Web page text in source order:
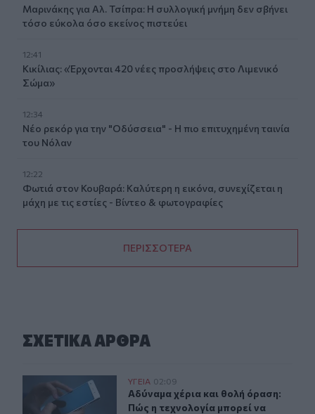
Μαρινάκης για Αλ. Τσίπρα: Η συλλογική μνήμη δεν σβήνει
τόσο εύκολα όσο εκείνος πιστεύει
12:41
Κικίλιας: «Έρχονται 420 νέες προσλήψεις στο Λιμενικό
Σώμα»
12:34
Νέο ρεκόρ για την "Οδύσσεια" - Η πιο επιτυχημένη ταινία
του Νόλαν
12:22
Φωτιά στον Κουβαρά: Καλύτερη η εικόνα, συνεχίζεται η
μάχη με τις εστίες - Βίντεο & φωτογραφίες
ΠΕΡΙΣΣΟΤΕΡΑ
ΣΧΕΤΙΚA AΡΘΡΑ
Αδύναμα χέρια και θολή όραση: Πώς η τεχνολογία
ΥΓΕΙΑ 02:09
Αδύναμα χέρια και θολή όραση:
Αδύναμα χέρια και θολή όραση:
Πώς η τεχνολογία μπορεί να